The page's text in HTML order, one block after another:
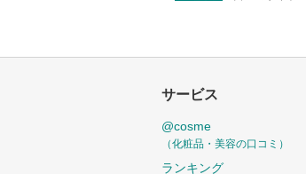
サービス
@cosme
（化粧品・美容の口コミ）
ランキング